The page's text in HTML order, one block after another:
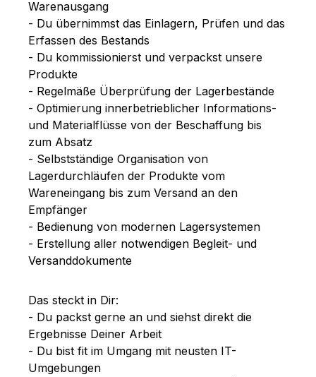
Warenausgang
- Du übernimmst das Einlagern, Prüfen und das
Erfassen des Bestands
- Du kommissionierst und verpackst unsere
Produkte
- Regelmäße Überprüfung der Lagerbestände
- Optimierung innerbetrieblicher Informations-
und Materialflüsse von der Beschaffung bis
zum Absatz
- Selbstständige Organisation von
Lagerdurchläufen der Produkte vom
Wareneingang bis zum Versand an den
Empfänger
- Bedienung von modernen Lagersystemen
- Erstellung aller notwendigen Begleit- und
Versanddokumente
Das steckt in Dir:
- Du packst gerne an und siehst direkt die
Ergebnisse Deiner Arbeit
- Du bist fit im Umgang mit neusten IT-
Umgebungen